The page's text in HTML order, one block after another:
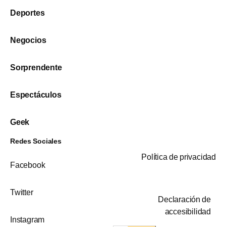
Deportes
Negocios
Sorprendente
Espectáculos
Geek
Redes Sociales
Facebook
Twitter
Instagram
Política de privacidad
Declaración de
accesibilidad